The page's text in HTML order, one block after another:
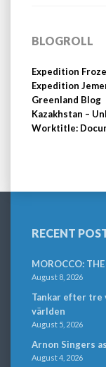
BLOGROLL
Expedition
Expedition
Greenland Blog
Kazakhstan –
Worktitle:
RECENT
MOROCCO:
August 8, 2026
Tankar efter tre
världen
August 5, 2026
Arnon Singers
August 4, 2026